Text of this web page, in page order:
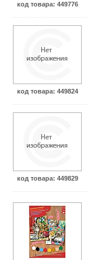
код товара: 449776
код товара: 449824
код товара: 449829